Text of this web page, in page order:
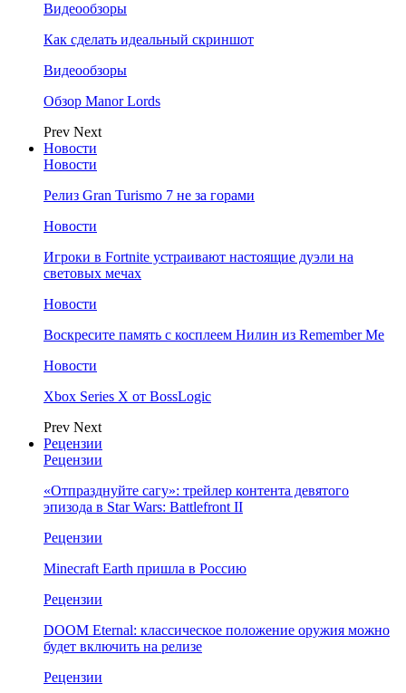
Видеообзоры
Как сделать идеальный скриншот
Видеообзоры
Обзор Manor Lords
Prev Next
Новости
Новости
Релиз Gran Turismo 7 не за горами
Новости
Игроки в Fortnite устраивают настоящие дуэли на
световых мечах
Новости
Воскресите память с косплеем Нилин из Remember Me
Новости
Xbox Series X от BossLogic
Prev Next
Рецензии
Рецензии
«Отпразднуйте сагу»: трейлер контента девятого
эпизода в Star Wars: Battlefront II
Рецензии
Minecraft Earth пришла в Россию
Рецензии
DOOM Eternal: классическое положение оружия можно
будет включить на релизе
Рецензии